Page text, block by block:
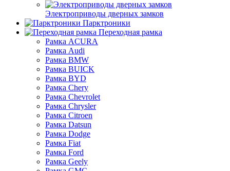
Электроприводы дверных замков
Парктроники
Переходная рамка
Рамка ACURA
Рамка Audi
Рамка BMW
Рамка BUICK
Рамка BYD
Рамка Chery
Рамка Chevrolet
Рамка Chrysler
Рамка Citroen
Рамка Datsun
Рамка Dodge
Рамка Fiat
Рамка Ford
Рамка Geely